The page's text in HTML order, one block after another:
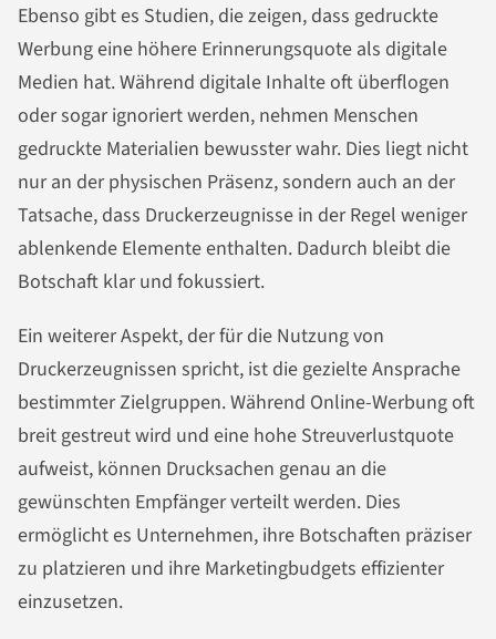
Ebenso gibt es Studien, die zeigen, dass gedruckte
Werbung eine höhere Erinnerungsquote als digitale
Medien hat. Während digitale Inhalte oft überflogen
oder sogar ignoriert werden, nehmen Menschen
gedruckte Materialien bewusster wahr. Dies liegt nicht
nur an der physischen Präsenz, sondern auch an der
Tatsache, dass Druckerzeugnisse in der Regel weniger
ablenkende Elemente enthalten. Dadurch bleibt die
Botschaft klar und fokussiert.
Ein weiterer Aspekt, der für die Nutzung von
Druckerzeugnissen spricht, ist die gezielte Ansprache
bestimmter Zielgruppen. Während Online-Werbung oft
breit gestreut wird und eine hohe Streuverlustquote
aufweist, können Drucksachen genau an die
gewünschten Empfänger verteilt werden. Dies
ermöglicht es Unternehmen, ihre Botschaften präziser
zu platzieren und ihre Marketingbudgets effizienter
einzusetzen.